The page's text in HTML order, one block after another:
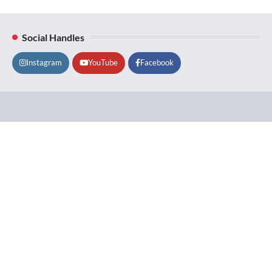
Social Handles
Instagram YouTube Facebook